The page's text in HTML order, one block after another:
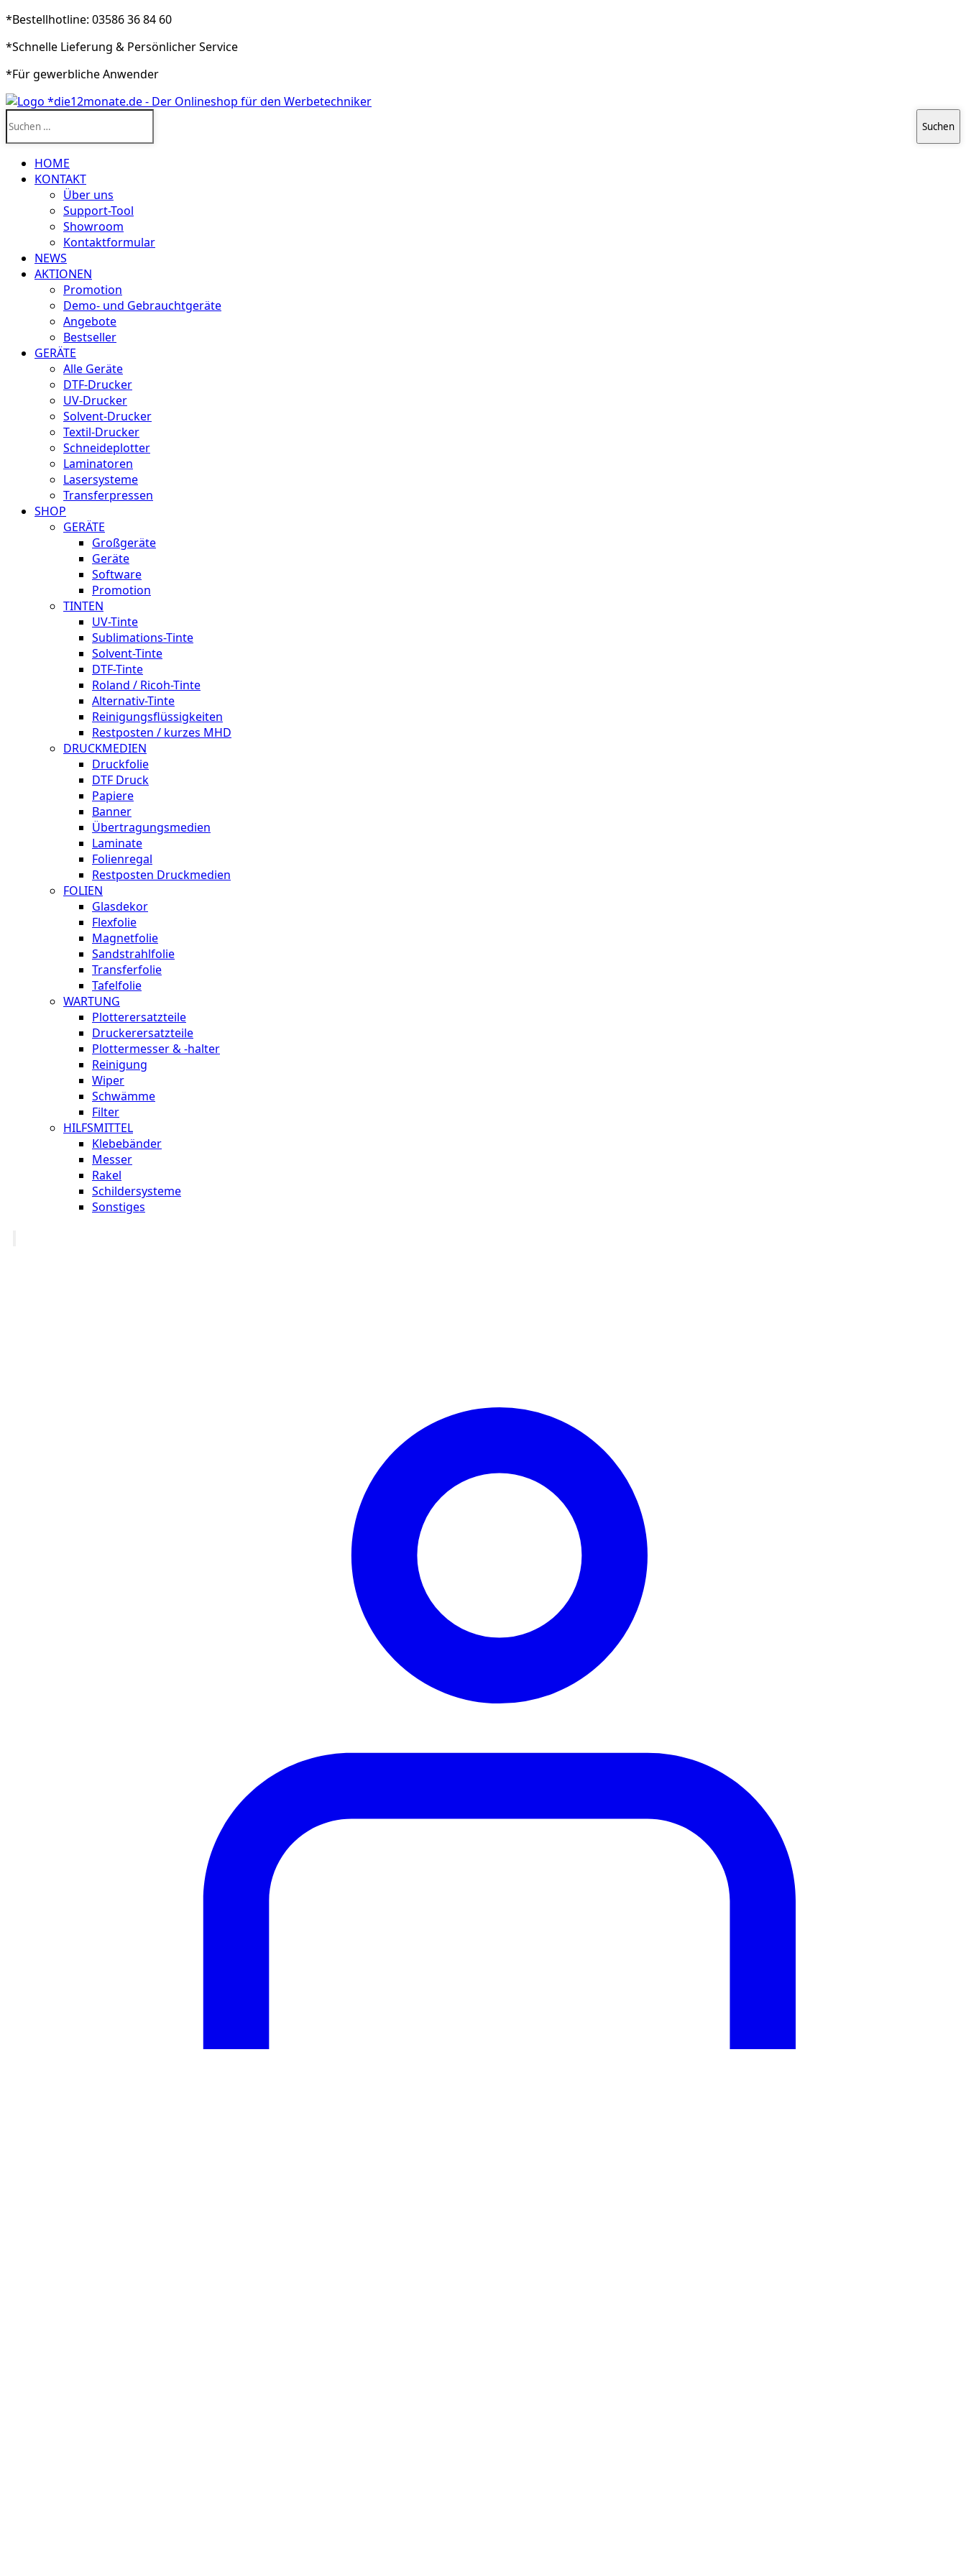
*Bestellhotline: 03586 36 84 60
*Schnelle Lieferung & Persönlicher Service
*Für gewerbliche Anwender
nach:
HOME
KONTAKT
Über uns
Support-Tool
Showroom
Kontaktformular
NEWS
AKTIONEN
Promotion
Demo- und Gebrauchtgeräte
Angebote
Bestseller
GERÄTE
Alle Geräte
DTF-Drucker
UV-Drucker
Solvent-Drucker
Textil-Drucker
Schneideplotter
Laminatoren
Lasersysteme
Transferpressen
SHOP
GERÄTE
Großgeräte
Geräte
Software
Promotion
TINTEN
UV-Tinte
Sublimations-Tinte
Solvent-Tinte
DTF-Tinte
Roland / Ricoh-Tinte
Alternativ-Tinte
Reinigungsflüssigkeiten
Restposten / kurzes MHD
DRUCKMEDIEN
Druckfolie
DTF Druck
Papiere
Banner
Übertragungsmedien
Laminate
Folienregal
Restposten Druckmedien
FOLIEN
Glasdekor
Flexfolie
Magnetfolie
Sandstrahlfolie
Transferfolie
Tafelfolie
WARTUNG
Plotterersatzteile
Druckerersatzteile
Plottermesser & -halter
Reinigung
Wiper
Schwämme
Filter
HILFSMITTEL
Klebebänder
Messer
Rakel
Schildersysteme
Sonstiges